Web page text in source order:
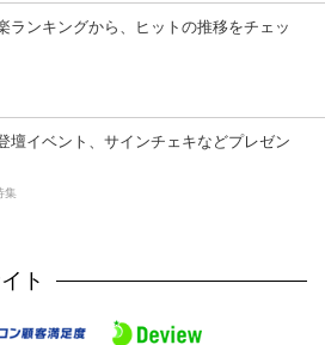
ランキングから、ヒットの推移をチェッ
壇イベント、サインチェキなどプレゼン
集
ト